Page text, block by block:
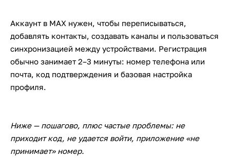
Аккаунт в MAX нужен, чтобы переписываться,
добавлять контакты, создавать каналы и пользоваться
синхронизацией между устройствами. Регистрация
обычно занимает 2–3 минуты: номер телефона или
почта, код подтверждения и базовая настройка
профиля.
Ниже — пошагово, плюс частые проблемы: не
приходит код, не удается войти, приложение «не
принимает» номер.